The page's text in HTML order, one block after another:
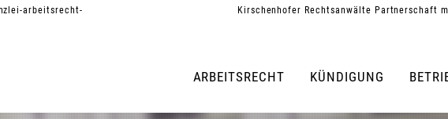
arbeitsrecht-
Kirschenhofer Rechtsanwälte Partnerschaft
ARBEITSRECHT KÜNDIGUNG